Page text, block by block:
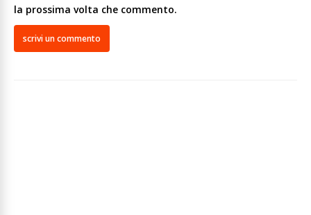
la prossima volta che commento.